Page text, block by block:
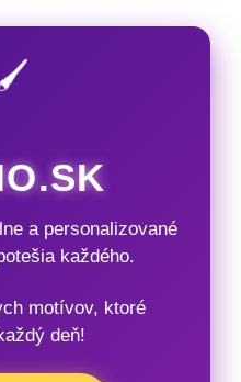
a personalizované
každého.
motívov, ktoré
deň!